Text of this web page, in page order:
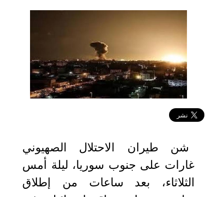
شن طيران الاحتلال الصهيوني
غارات على جنوب سوريا، ليلة أمس
الثلاثاء، بعد ساعات من إطلاق